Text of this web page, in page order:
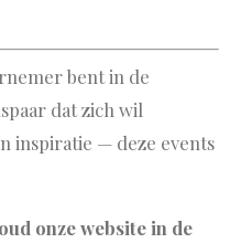
bent in de
dat zich wil
inspiratie — deze events
onze website in de